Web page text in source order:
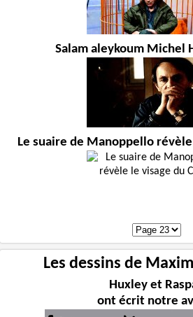
Salam aleykoum Michel
Le suaire de Manoppello
Les dessins de
Huxley et
ont écrit notre